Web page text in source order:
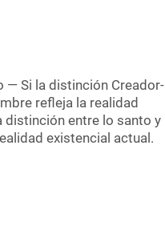
— Si la distinción Creador-
refleja la realidad
distinción entre lo santo y
existencial actual.